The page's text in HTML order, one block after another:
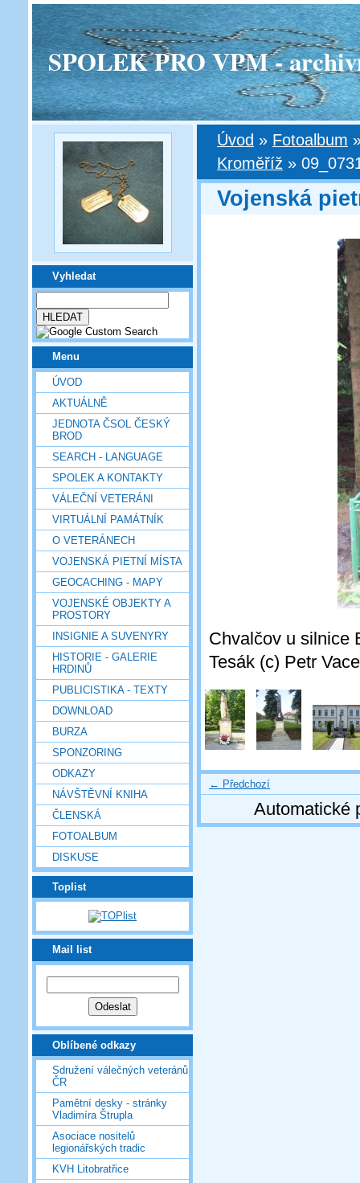
SPOLEK PRO VPM -
Vyhledat
Menu
ÚVOD
AKTUÁLNĚ
JEDNOTA ČSOL ČESKÝ
BROD
SEARCH - LANGUAGE
SPOLEK A KONTAKTY
VÁLEČNÍ VETERÁNI
VIRTUÁLNÍ PAMÁTNÍK
O VETERÁNECH
VOJENSKÁ PIETNÍ MÍSTA
GEOCACHING - MAPY
VOJENSKÉ OBJEKTY A
PROSTORY
INSIGNIE A SUVENYRY
HISTORIE - GALERIE
HRDINŮ
PUBLICISTIKA - TEXTY
DOWNLOAD
BURZA
SPONZORING
ODKAZY
NÁVŠTĚVNÍ KNIHA
ČLENSKÁ
FOTOALBUM
DISKUSE
Toplist
Mail list
Oblíbené odkazy
Sdružení válečných veteránů
ČR
Pamětní desky - stránky
Vladimíra Štrupla
Asociace nositelů
legionářských tradic
KVH Litobratřice
Úvod » Fotoalbum
Kroměříž »
Vojenská
Chvalčov u silnice
Tesák (c) Petr
← Předchozí
Automatické